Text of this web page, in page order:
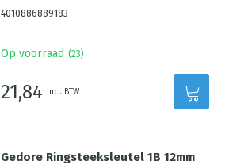
4010886889183
Op voorraad (23)
21,84 incl. BTW
Gedore Ringsteeksleutel 1B 12mm